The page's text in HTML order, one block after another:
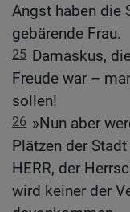
Angst haben die
gebärende Frau.
25 Damaskus,
Freude war –
sollen!
26 »Nun aber
Plätzen der
HERR, der
wird keiner der